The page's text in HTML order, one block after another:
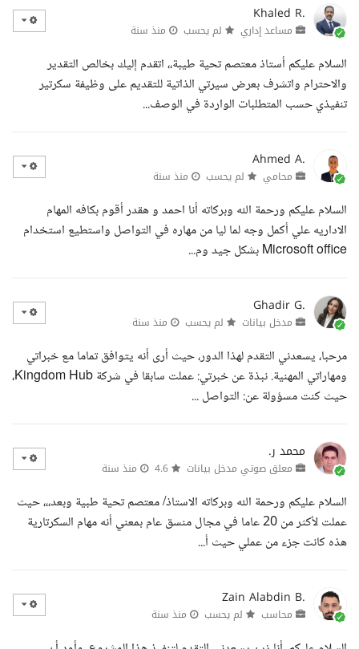
Khaled R.
مساعد إداري لم يحسب منذ سنة
السلام عليكم أستاذ معتصم تحية طيبة،، اتقدم إليك بخالص التقدير
والاحترام واتشرف بعرض سيرتي الذاتية للتقديم على وظيفة سكرتير
تنفيذي حسب المتطلبات الواردة في الوصف...
Ahmed A.
محامي لم يحسب منذ سنة
السلام عليكم ورحمة الله وبركاته أنا احمد و هقدر أقوم بكافه المهام
الاداريه علي أكمل وجه لما ليا من مهاره في التواصل واستطيع استخدام
Microsoft office بشكل جيد وم...
Ghadir G.
مدخل بيانات لم يحسب منذ سنة
مرحبا، يسعدني التقدم لهذا الدور، حيث أرى أنه يتوافق تماما مع خبراتي
ومهاراتي المهنية. نبذة عن خبرتي: عملت سابقا في شركة Kingdom Hub،
حيث كنت مسؤولة عن: التواصل ...
محمد ر.
معلق صوتي مدخل بيانات منذ سنة
السلام عليكم ورحمة الله وبركاته الاستاذ/ معتصم تحية طبية وبعد،،، حيث
عملت لأكثر من 20 عاما في مجال منسق عام بمعني أنه مهام السكرتارية
هذه كانت جزء من عملي حيث أ...
Zain Alabdin B.
محاسب لم يحسب منذ سنة